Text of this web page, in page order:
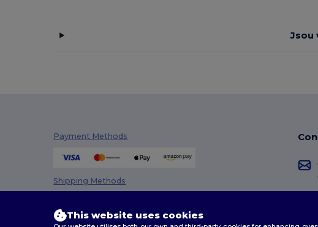
Jsou
Payment Methods
Shipping Methods
This website uses cookies